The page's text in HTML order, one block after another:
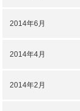
2014年6月
2014年4月
2014年2月